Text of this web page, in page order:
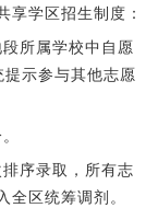
享学区招生制度：
所属学校中自愿
示参与其他志愿
序录取，所有志
区统筹调剂。